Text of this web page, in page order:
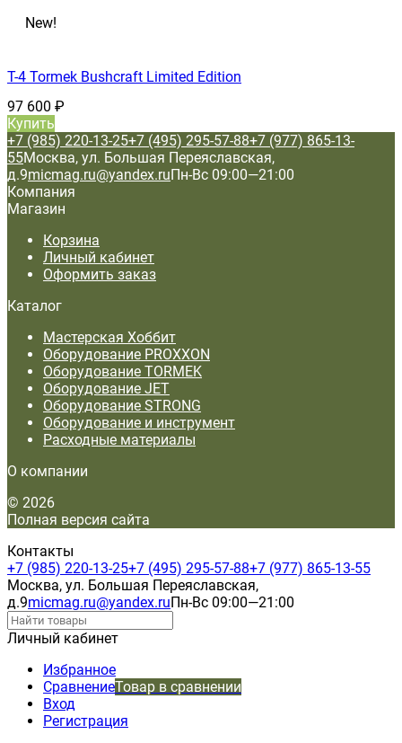
New!
T-4 Tormek Bushcraft Limited Edition
97 600 ₽
Купить
+7 (985) 220-13-25+7 (495) 295-57-88+7 (977) 865-13-
55Москва, ул. Большая Переяславская,
д.9micmag.ru@yandex.ruПн-Вс 09:00—21:00
Компания
Магазин
Корзина
Личный кабинет
Оформить заказ
Каталог
Мастерская Хоббит
Оборудование PROXXON
Оборудование TORMEK
Оборудование JET
Оборудование STRONG
Оборудование и инструмент
Расходные материалы
О компании
© 2026
Полная версия сайта
Контакты
+7 (985) 220-13-25+7 (495) 295-57-88+7 (977) 865-13-55
Москва, ул. Большая Переяславская,
д.9micmag.ru@yandex.ruПн-Вс 09:00—21:00
Личный кабинет
Избранное
СравнениеТовар в сравнении
Вход
Регистрация